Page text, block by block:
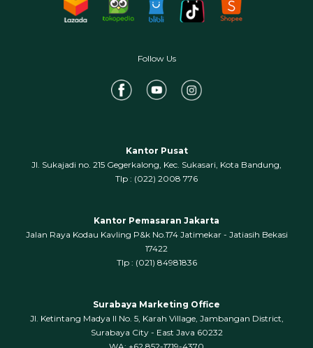
Follow Us
Kantor Pusat
Jl. Sukajadi no. 215 Gegerkalong, Kec. Sukasari, Kota Bandung,
‍Tlp : (022) 2008 776
Kantor Pemasaran Jakarta
Jalan Raya Kodau Kavling P&k No.174 Jatimekar - Jatiasih Bekasi
17422
Tlp : (021) 84981836
Surabaya Marketing Office
Jl. Ketintang Madya II No. 5, Karah Village, Jambangan District,
Surabaya City - East Java 60232